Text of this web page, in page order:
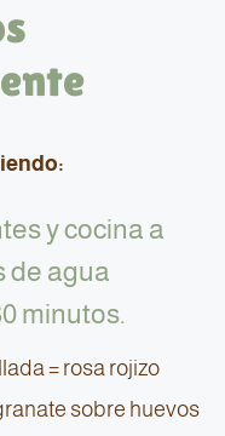
y cocina a
de agua
minutos.
= rosa rojizo
sobre huevos